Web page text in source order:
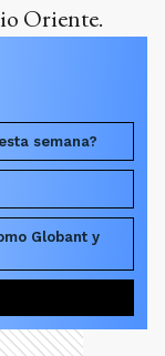
Oriente.
semana?
Globant y